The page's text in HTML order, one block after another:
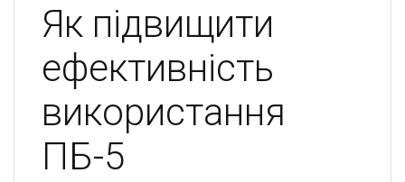
Як підвищити
ефективність
використання
ПБ-5